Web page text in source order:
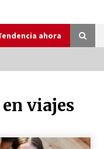
ahora
es lo mismo? Te
viajes